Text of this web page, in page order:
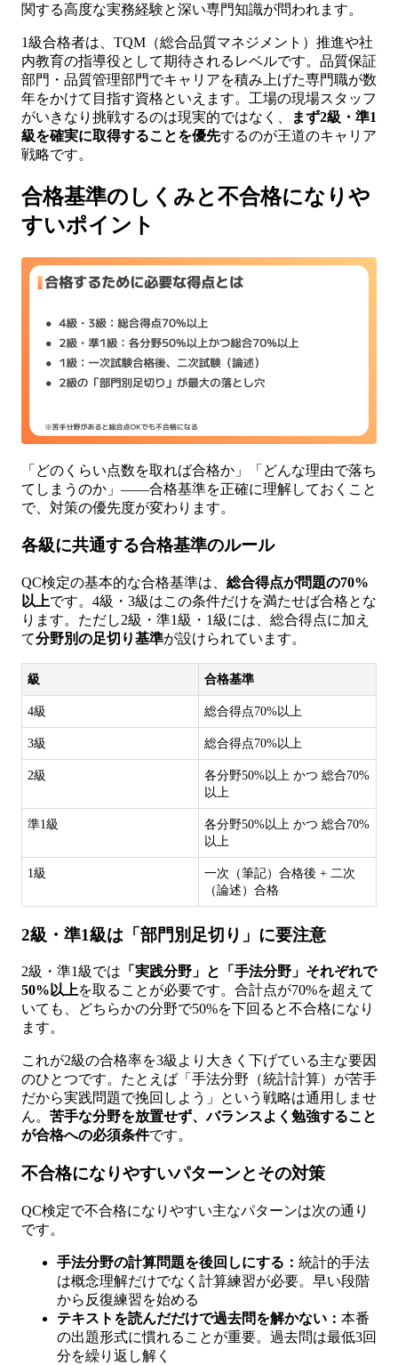
関する高度な実務経験と深い専門知識が問われます。
1級合格者は、TQM（総合品質マネジメント）推進や社
内教育の指導役として期待されるレベルです。品質保証
部門・品質管理部門でキャリアを積み上げた専門職が数
年をかけて目指す資格といえます。工場の現場スタッフ
がいきなり挑戦するのは現実的ではなく、
まず2級・準1
級を確実に取得することを優先するのが王道のキャリア
戦略です。
合格基準のしくみと不合格になりや
すいポイント
「どのくらい点数を取れば合格か」「どんな理由で落ち
てしまうのか」——合格基準を正確に理解しておくこと
で、対策の優先度が変わります。
各級に共通する合格基準のルール
QC検定の基本的な合格基準は、 総合得点が問題の70%
以上です。4級・3級はこの条件だけを満たせば合格とな
ります。ただし2級・準1級・1級には、総合得点に加え
て分野別の足切り基準が設けられています。
級 合格基準
4級 総合得点70%以上
3級 総合得点70%以上
2級
各分野50%以上 かつ 総合70%
以上
準1級
各分野50%以上 かつ 総合70%
以上
1級
一次（筆記）合格後 + 二次
（論述）合格
2級・準1級は「部門別足切り」に要注意
2級・準1級では 「実践分野」と「手法分野」それぞれで
50%以上を取ることが必要です。合計点が70%を超えて
いても、どちらかの分野で50%を下回ると不合格になり
ます。
これが2級の合格率を3級より大きく下げている主な要因
のひとつです。たとえば「手法分野（統計計算）が苦手
だから実践問題で挽回しよう」という戦略は通用しませ
ん。 苦手な分野を放置せず、バランスよく勉強すること
が合格への必須条件です。
不合格になりやすいパターンとその対策
QC検定で不合格になりやすい主なパターンは次の通り
です。
手法分野の計算問題を後回しにする： 統計的手法
は概念理解だけでなく計算練習が必要。早い段階
から反復練習を始める
テキストを読んだだけで過去問を解かない： 本番
の出題形式に慣れることが重要。過去問は最低3回
分を繰り返し解く